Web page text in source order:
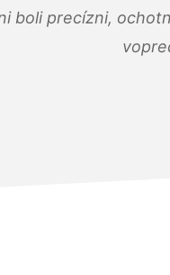
boli precízni,